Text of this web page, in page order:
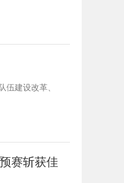
建设改革、
赛斩获佳